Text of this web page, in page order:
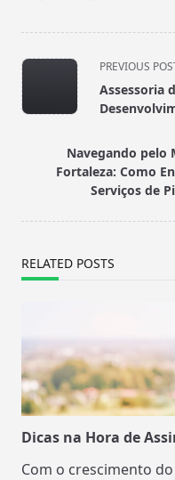
<span
class="nav-
subtitle
reader-
text">Page</span>
PREVIOUS
Assessoria
Navegando pelo
Fortaleza: Como
Serviços de
RELATED POSTS
Dicas na Hora de
Com o crescimento